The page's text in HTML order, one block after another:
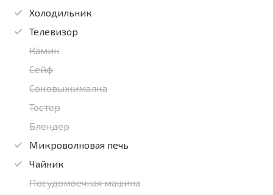
Холодильник
Телевизор
Камин
Сейф
Соковыжималка
Тостер
Блендер
Микроволновая печь
Чайник
Посудомоечная машина